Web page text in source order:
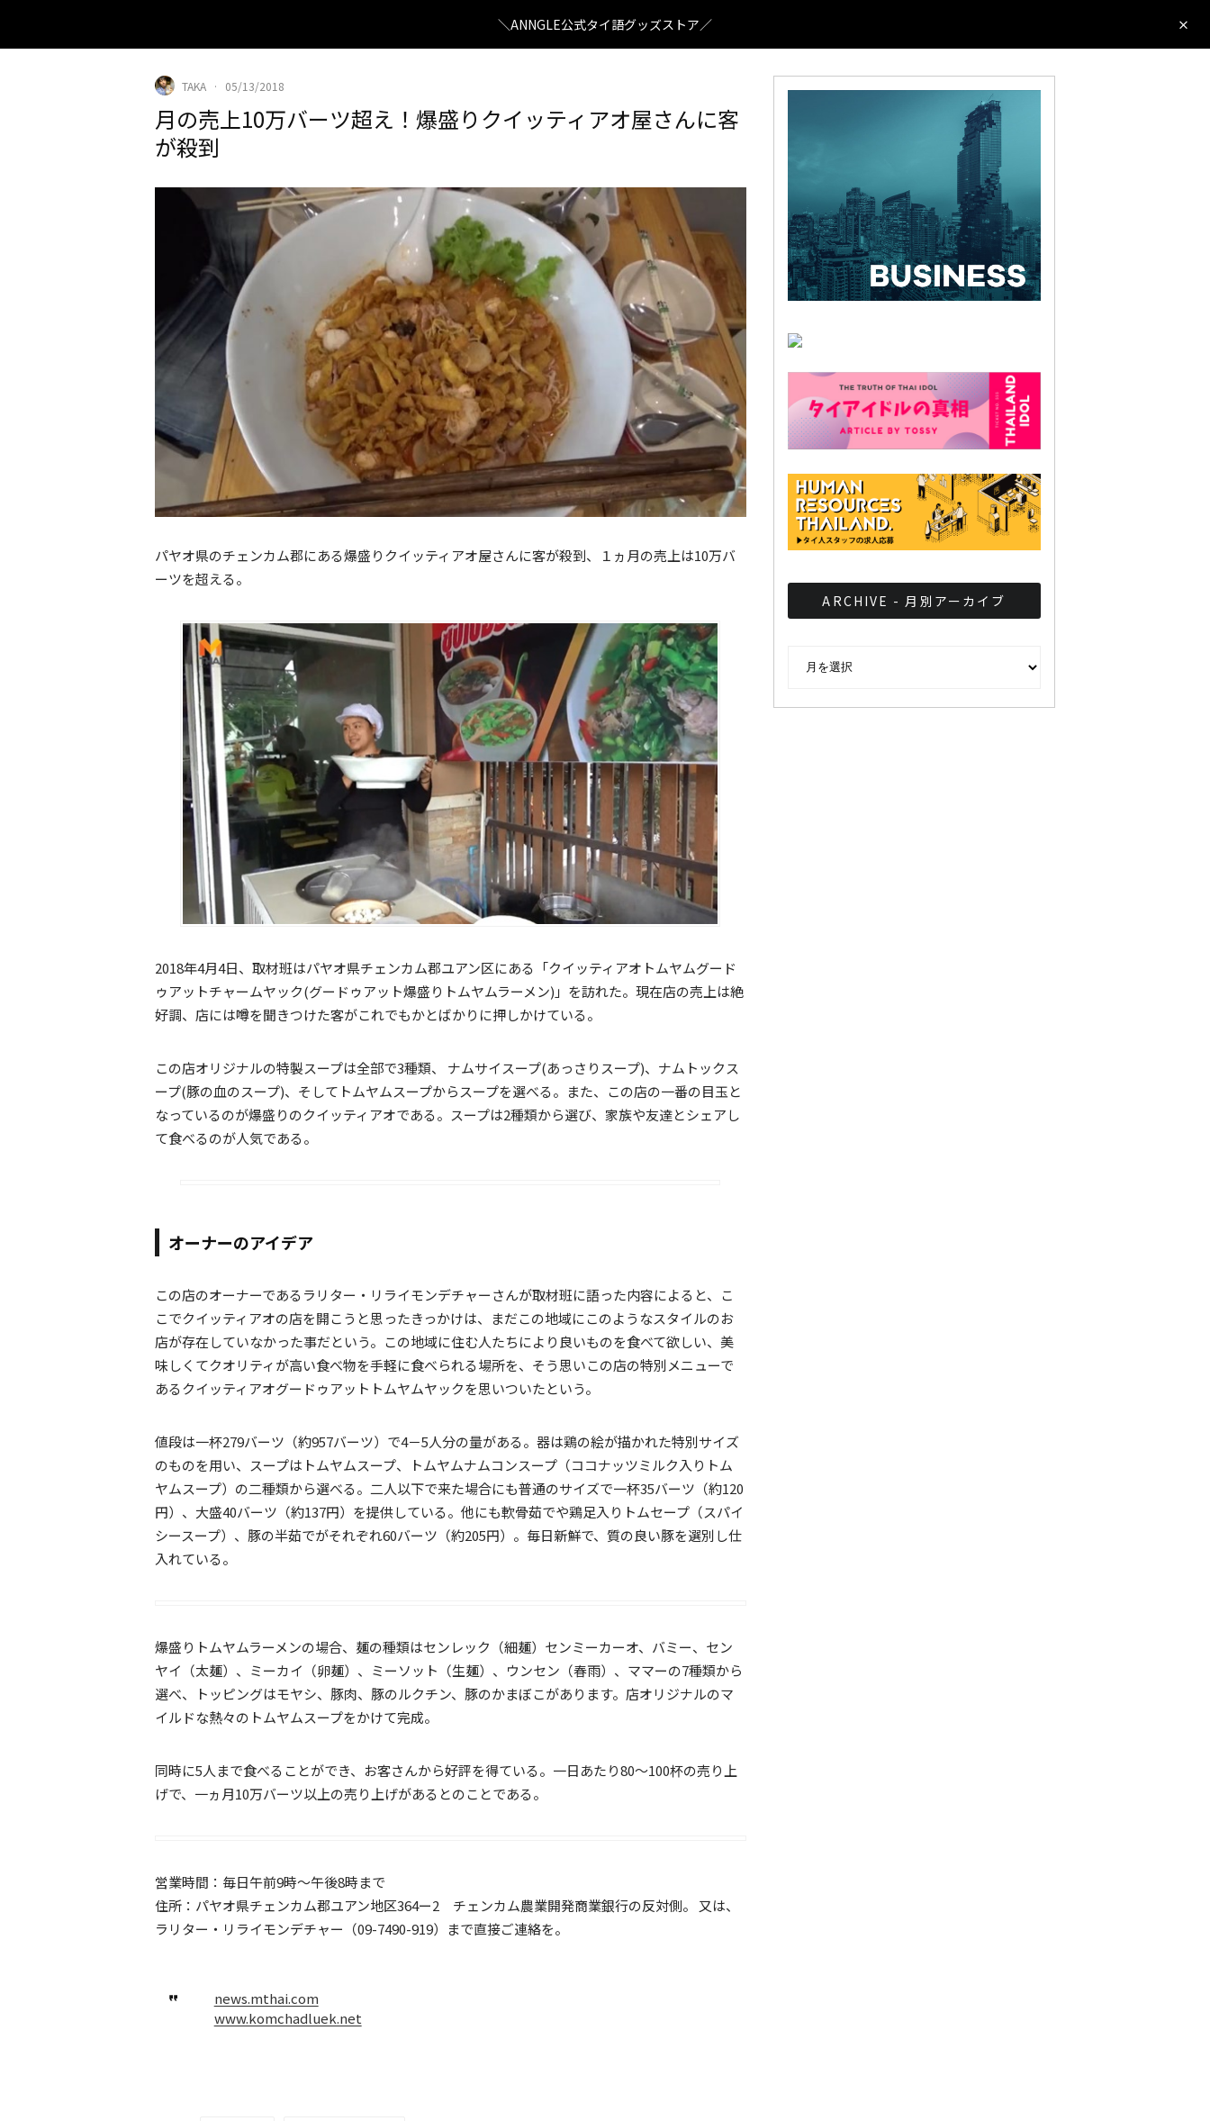
＼ANNGLE公式タイ語グッズストア／
TAKA · 05/13/2018
月の売上10万バーツ超え！爆盛りクイッティアオ屋さんに客
が殺到
パヤオ県のチェンカム郡にある爆盛りクイッティアオ屋さんに客が殺到、１ヵ月の売上は10万バ
ーツを超える。
2018年4月4日、取材班はパヤオ県チェンカム郡ユアン区にある「クイッティアオトムヤムグード
ゥアットチャームヤック(グードゥアット爆盛りトムヤムラーメン)」を訪れた。現在店の売上は絶
好調、店には噂を聞きつけた客がこれでもかとばかりに押しかけている。
この店オリジナルの特製スープは全部で3種類、 ナムサイスープ(あっさりスープ)、ナムトックス
ープ(豚の血のスープ)、そしてトムヤムスープからスープを選べる。また、この店の一番の目玉と
なっているのが爆盛りのクイッティアオである。スープは2種類から選び、家族や友達とシェアし
て食べるのが人気である。
オーナーのアイデア
この店のオーナーであるラリター・リライモンデチャーさんが取材班に語った内容によると、こ
こでクイッティアオの店を開こうと思ったきっかけは、まだこの地域にこのようなスタイルのお
店が存在していなかった事だという。この地域に住む人たちにより良いものを食べて欲しい、美
味しくてクオリティが高い食べ物を手軽に食べられる場所を、そう思いこの店の特別メニューで
あるクイッティアオグードゥアットトムヤムヤックを思いついたという。
値段は一杯279バーツ（約957バーツ）で4－5人分の量がある。器は鶏の絵が描かれた特別サイズ
のものを用い、スープはトムヤムスープ、トムヤムナムコンスープ（ココナッツミルク入りトム
ヤムスープ）の二種類から選べる。二人以下で来た場合にも普通のサイズで一杯35バーツ（約120
円）、大盛40バーツ（約137円）を提供している。他にも軟骨茹でや鶏足入りトムセープ（スパイ
シースープ）、豚の半茹でがそれぞれ60バーツ（約205円）。毎日新鮮で、質の良い豚を選別し仕
入れている。
爆盛りトムヤムラーメンの場合、麺の種類はセンレック（細麺）センミーカーオ、バミー、セン
ヤイ（太麺）、ミーカイ（卵麺）、ミーソット（生麺）、ウンセン（春雨）、ママーの7種類から
選べ、トッピングはモヤシ、豚肉、豚のルクチン、豚のかまぼこがあります。店オリジナルのマ
イルドな熱々のトムヤムスープをかけて完成。
同時に5人まで食べることができ、お客さんから好評を得ている。一日あたり80〜100杯の売り上
げで、一ヵ月10万バーツ以上の売り上げがあるとのことである。
営業時間：毎日午前9時～午後8時まで
住所：パヤオ県チェンカム郡ユアン地区364ー2 チェンカム農業開発商業銀行の反対側。 又は、
ラリター・リライモンデチャー（09-7490-919）まで直接ご連絡を。
news.mthai.com
www.komchadluek.net
ARCHIVE - 月別アーカイブ